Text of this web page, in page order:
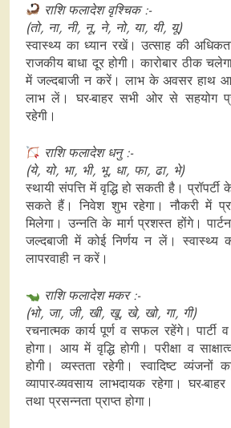
राशि फलादेश वृश्चिक :-
(तो, ना, नी, नू, ने, नो, या, यी, यू)
स्वास्थ्य का ध्यान रखें। उत्साह की
राजकीय बाधा दूर होगी। कारोबार ठीक
में जल्दबाजी न करें। लाभ के अवसर हाथ
लाभ लें। घर-बाहर सभी ओर से सहयोग
रहेगी।
राशि फलादेश धनु :-
(ये, यो, भा, भी, भू, धा, फा, ढा, भे)
स्थायी संपत्ति में वृद्धि हो सकती है।
सकते हैं। निवेश शुभ रहेगा। नौकरी में
मिलेगा। उन्नति के मार्ग प्रशस्त होंगे।
जल्दबाजी में कोई निर्णय न लें। स्वास्थ्य
लापरवाही न करें।
राशि फलादेश मकर :-
(भो, जा, जी, खी, खू, खे, खो, गा, गी)
रचनात्मक कार्य पूर्ण व सफल रहेंगे।
होगा। आय में वृद्धि होगी। परीक्षा व
होगी। व्यस्तता रहेगी। स्वादिष्ट व्यंजनों
व्यापार-व्यवसाय लाभदायक रहेगा। घर-
तथा प्रसन्नता प्राप्त होगा।